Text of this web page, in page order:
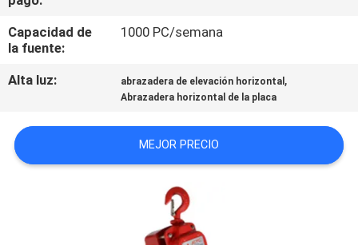
NOTICIAS
UNA
CITA
Capacidad de
la fuente:
1000 PC/semana
Alta luz: abrazadera de elevación horizontal ,
Abrazadera horizontal de la placa
MEJOR PRECIO